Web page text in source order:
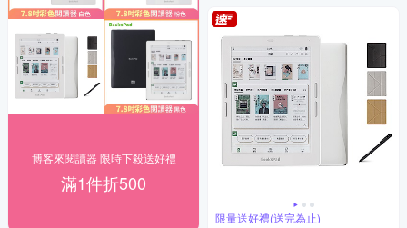
博客來閱讀器 限時下殺送好禮
滿1件折500
限量送好禮(送完為止)